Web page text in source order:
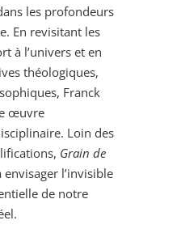
les profondeurs
En revisitant les
à l’univers et en
théologiques,
Franck
œuvre
Loin des
Grain de
l’invisible
de notre